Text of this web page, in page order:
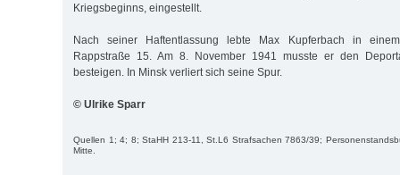
Kriegsbeginns, eingestellt.
Nach seiner Haftentlassung lebte Max Kupferbach in
Rappstraße 15. Am 8. November 1941 musste er den
besteigen. In Minsk verliert sich seine Spur.
© Ulrike Sparr
Quellen 1; 4; 8; StaHH 213-11, St.L6 Strafsachen 7863/39;
Mitte.